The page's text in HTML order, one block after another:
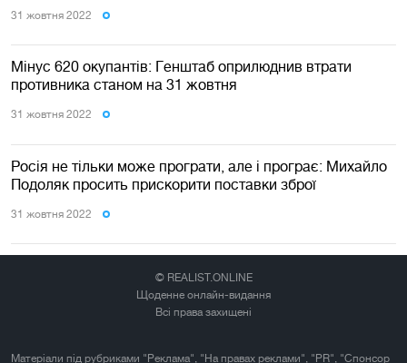
31 жовтня 2022
Мінус 620 окупантів: Генштаб оприлюднив втрати
противника станом на 31 жовтня
31 жовтня 2022
Росія не тільки може програти, але і програє: Михайло
Подоляк просить прискорити поставки зброї
31 жовтня 2022
© REALIST.ONLINE
Щоденне онлайн-видання
Всі права захищені
Матеріали під рубриками "Реклама", "На правах реклами", "PR", "Спонсор